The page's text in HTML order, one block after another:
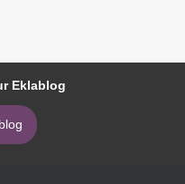
Eklablog